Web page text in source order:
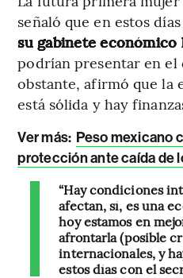
señaló que en estos
su gabinete económico
podrían presentar en
obstante, afirmó que la
está sólida y hay
Ver más: Peso mexicano
protección ante caída de
“Hay condiciones
afectan, sí, es una
hoy estamos en
afrontarla (posible
internacionales, y
estos días con el